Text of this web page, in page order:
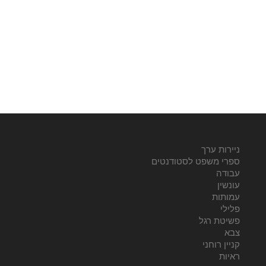
ניירות ערך
ספרי משפט לסטודנטים
עבודה
עונשין
עמותות
פלילי
פשיטת רגל
צבא
קניין רוחני
ראיות